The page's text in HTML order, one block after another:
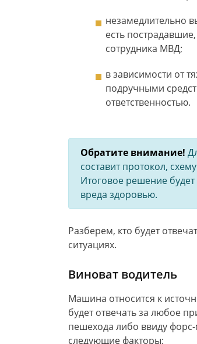
незамедлительно
есть
сотрудника МВД;
в зависимости от
подручными
ответственностью.
Обратите внимание!
составит протокол,
Итоговое решение
вреда здоровью.
Разберем, кто будет
ситуациях.
Виноват водитель
Машина относится к
будет отвечать за любое
пешехода либо ввиду форс-
следующие факторы: